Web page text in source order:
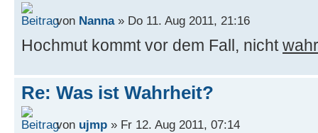
von Nanna» Do 11. Aug 2011, 21:16
Hochmut kommt vor dem Fall, nichtwahr
Re: Was ist Wahrheit?
von ujmp » Fr 12. Aug 2011, 07:14